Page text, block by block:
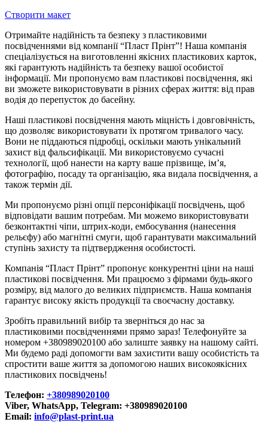
Створити макет
Отримайте надійність та безпеку з пластиковими
посвідченнями від компанії “Пласт Прінт”! Наша компанія
спеціалізується на виготовленні якісних пластикових карток,
які гарантують надійність та безпеку вашої особистої
інформації. Ми пропонуємо вам пластикові посвідчення, які
ви зможете використовувати в різних сферах життя: від прав
водія до перепусток до басейну.
Наші пластикові посвідчення мають міцність і довговічність,
що дозволяє використовувати їх протягом тривалого часу.
Вони не піддаються підробці, оскільки мають унікальний
захист від фальсифікації. Ми використовуємо сучасні
технології, щоб нанести на карту ваше прізвище, ім’я,
фотографію, посаду та організацію, яка видала посвідчення, а
також термін дії.
Ми пропонуємо різні опції персоніфікації посвідчень, щоб
відповідати вашим потребам. Ми можемо використовувати
безконтактні чіпи, штрих-коди, ембосування (нанесення
рельєфу) або магнітні смуги, щоб гарантувати максимальний
ступінь захисту та підтвердження особистості.
Компанія “Пласт Прінт” пропонує конкурентні ціни на наші
пластикові посвідчення. Ми працюємо з фірмами будь-якого
розміру, від малого до великих підприємств. Наша компанія
гарантує високу якість продукції та своєчасну доставку.
Зробіть правильний вибір та зверніться до нас за
пластиковими посвідченнями прямо зараз! Телефонуйте за
номером +380989020100 або залиште заявку на нашому сайті.
Ми будемо раді допомогти вам захистити вашу особистість та
спростити ваше життя за допомогою наших високоякісних
пластикових посвідчень!
Телефон: +380989020100
Viber, WhatsApp, Telegram: +380989020100
Email: info@plast-print.ua